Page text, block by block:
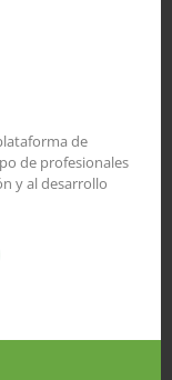
de
de profesionales
y al desarrollo